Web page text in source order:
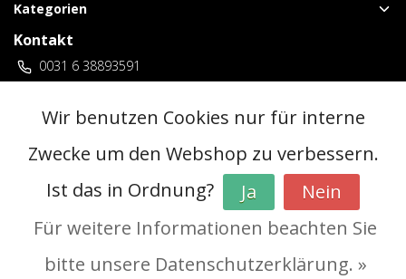
Kategorien
Kontakt
0031 6 38893591
vuurwerklangenberg@gmail.com
3 locaties Duitsland
InStijl Media
Allgemeine Geschäftsbedingungen (AGB)
|Vorverkaufsregeln
Wir benutzen Cookies nur für interne
Zwecke um den Webshop zu verbessern.
Ist das in Ordnung?
Ja
Nein
Für weitere Informationen beachten Sie
bitte unsere Datenschutzerklärung. »